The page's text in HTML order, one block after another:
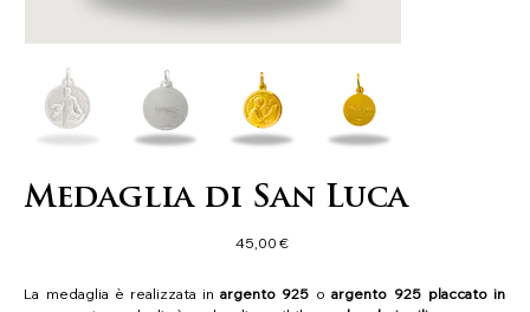
Medaglia di San Luca
Prezzo
45,00 €
La medaglia è realizzata inargento 925 oargento 925 placcato in